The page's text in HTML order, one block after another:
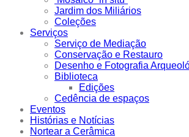
Jardim dos Miliários
Coleções
Serviços
Serviço de Mediação
Conservação e Restauro
Desenho e Fotografia
Biblioteca
Edições
Cedência de espaços
Eventos
Histórias e Notícias
Nortear a Cerâmica